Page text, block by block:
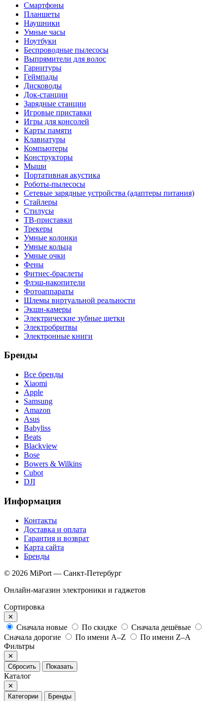
Смартфоны
Планшеты
Наушники
Умные часы
Ноутбуки
Беспроводные пылесосы
Выпрямители для волос
Гарнитуры
Геймпады
Дисководы
Док-станции
Зарядные станции
Игровые приставки
Игры для консолей
Карты памяти
Клавиатуры
Компьютеры
Конструкторы
Мыши
Портативная акустика
Роботы-пылесосы
Сетевые зарядные устройства (адаптеры питания)
Стайлеры
Стилусы
ТВ-приставки
Трекеры
Умные колонки
Умные кольца
Умные очки
Фены
Фитнес-браслеты
Флэш-накопители
Фотоаппараты
Шлемы виртуальной реальности
Экшн-камеры
Электрические зубные щетки
Электробритвы
Электронные книги
Бренды
Все бренды
Xiaomi
Apple
Samsung
Amazon
Asus
Babyliss
Beats
Blackview
Bose
Bowers & Wilkins
Cubot
DJI
Информация
Контакты
Доставка и оплата
Гарантия и возврат
Карта сайта
Бренды
© 2026 MiPort — Санкт-Петербург
Онлайн-магазин электроники и гаджетов
Сортировка
✕
Сначала новые По скидке
Сначала дешёвые
Сначала дорогие
По имени A–Z
По имени Z–A
Фильтры
✕
Сбросить
Показать
Каталог
✕
Категории
Бренды